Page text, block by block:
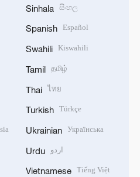
Sinhala සිංහල
Spanish Español
Swahili Kiswahili
Tamil தமிழ்
Thai ไทย
Turkish Türkçe
Ukrainian Українська
Urdu اردو
Vietnamese Tiếng Việt